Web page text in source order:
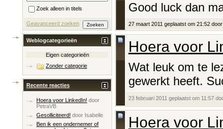
Good luck dan
27 maart 2011 geplaatst om 21:52 door
Hoera voor
Wat leuk om te
gewerkt heeft.
23 februari 2011 geplaatst om 11:57
Hoera voor
Zoek alleen in titels
Geavanceerd zoeken
Weblogcategorieën
Eigen categorieën
Zonder categorie
Recente reacties
Hoera voor LinkedIn! door
PetraVB
Gesolliciteerd! door Isabelle
Ben ik een ondernemer of